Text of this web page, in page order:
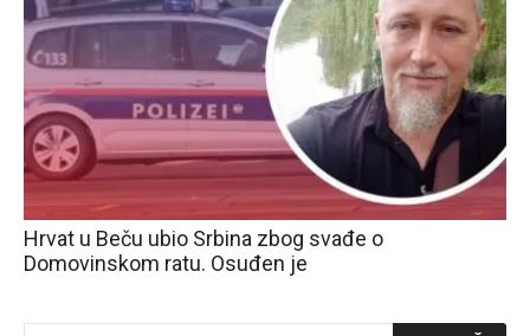
Hrvat u Beču ubio Srbina zbog svađe o
Domovinskom ratu. Osuđen je